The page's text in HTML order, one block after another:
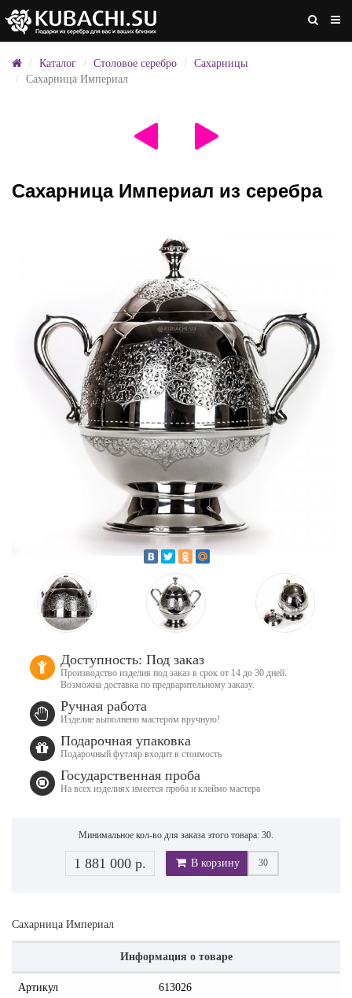
Каталог Столовое серебро
Сахарницы
Сахарница Империал
Сахарница Империал из серебра
Доступность: Под заказ
Производство изделия под заказ в срок от 14 до 30 дней.
Возможна доставка по предварительному заказу.
Ручная работа
Изделие выполнено мастером вручную!
Подарочная упаковка
Подарочный футляр входит в стоимость
Государственная проба
На всех изделиях имеется проба и клеймо мастера
Минимальное кол-во для заказа этого товара: 30.
1 881 000 р. В корзину
Сахарница Империал
Информация о товаре
Артикул 613026